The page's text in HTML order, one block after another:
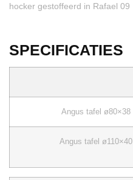
hocker gestoffeerd in Rafael 09
SPECIFICATIES
Angus tafel ø80×38
Angus tafel ø110×40